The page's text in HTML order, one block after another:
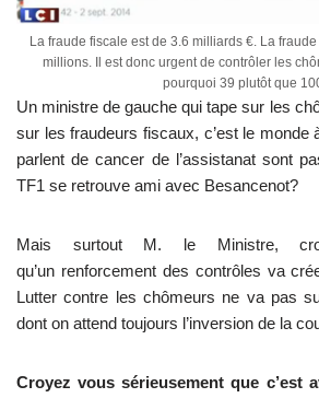
La fraude fiscale est de 3.6 milliards €. La
millions. Il est donc urgent de contrôler les
pourquoi 39 plutôt que
Un ministre de gauche qui tape sur les
sur les fraudeurs fiscaux, c’est le monde
parlent de cancer de l’assistanat sont
TF1 se retrouve ami avec Besancenot?
Mais surtout M. le Ministre,
qu’un renforcement des contrôles va
Lutter contre les chômeurs ne va pas
dont on attend toujours l’inversion de la
Croyez vous sérieusement que c’est